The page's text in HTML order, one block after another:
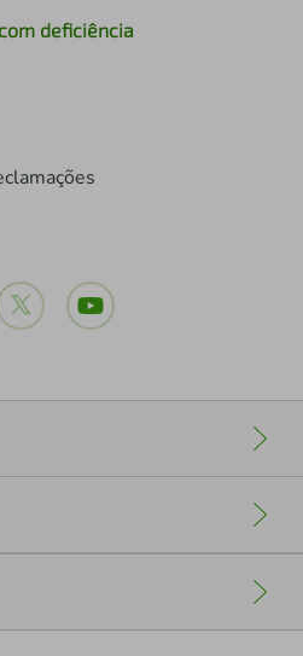
deficiência